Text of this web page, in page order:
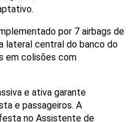
por 7 airbags de
lateral central do banco do
em colisões com
e ativa garante
e passageiros. A
no Assistente de